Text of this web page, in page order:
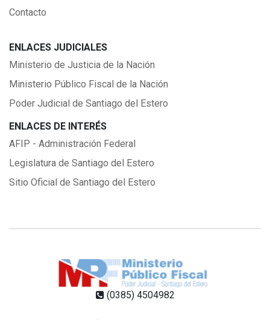
Contacto
ENLACES JUDICIALES
Ministerio de Justicia de la Nación
Ministerio Público Fiscal de la Nación
Poder Judicial de Santiago del Estero
ENLACES DE INTERÉS
AFIP - Administración Federal
Legislatura de Santiago del Estero
Sitio Oficial de Santiago del Estero
(0385) 4504982